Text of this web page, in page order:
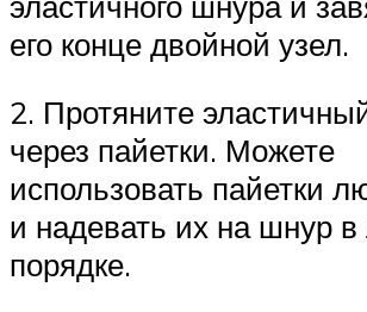
его конце двойной узел.
2. Протяните
через пайетки. Можете
использовать пайетки
и надевать их на шнур
порядке.